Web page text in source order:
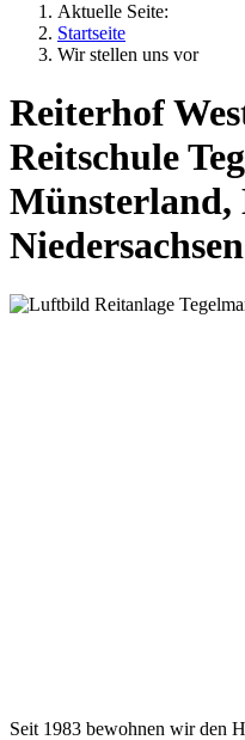
Aktuelle Seite:
Startseite
Wir stellen uns vor
Reiterhof
Reitschule
Münsterland,
Niedersachsen
Seit 1983 bewohnen wir den